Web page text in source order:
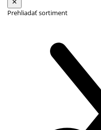
Prehliadať sortiment